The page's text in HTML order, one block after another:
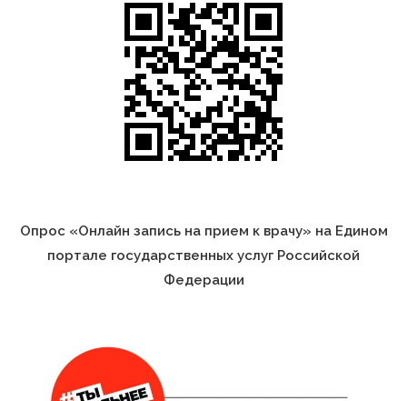
Опрос «Онлайн запись на прием к врачу» на Едином
портале государственных услуг Российской
Федерации